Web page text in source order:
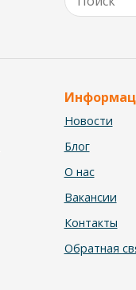
Новости
Блог
О нас
Вакансии
Контакты
Обратная